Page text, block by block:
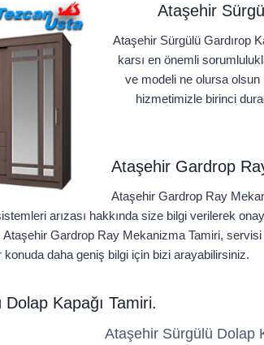
Ataşehir
Ataşehir Sürgülü Gardırop
karsı en önemli
ve modeli ne olursa olsun
hizmetimizle birinci
Ataşehir Gardrop
Ataşehir Gardrop Ray
arızası hakkında size bilgi verilerek
Ataşehir Gardrop Ray Mekanizma Tamiri,
daha geniş bilgi için bizi arayabilirsiniz.
Kapağı Tamiri.
Ataşehir Sürgülü Dolap